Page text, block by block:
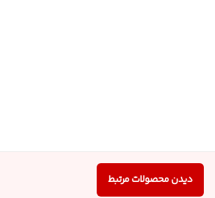
دیدن محصولات مرتبط